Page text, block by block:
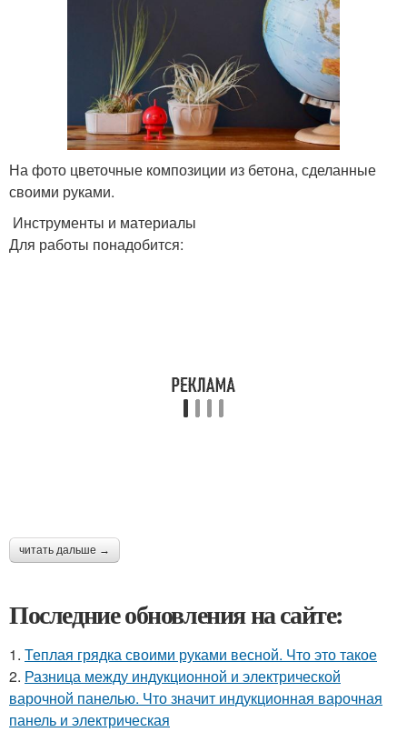
На фото цветочные композиции из бетона, сделанные
своими руками.
Инструменты и материалы
Для работы понадобится:
читать дальше →
Последние обновления на сайте:
1. Теплая грядка своими руками весной. Что это такое
2. Разница между индукционной и электрической
варочной панелью. Что значит индукционная варочная
панель и электрическая